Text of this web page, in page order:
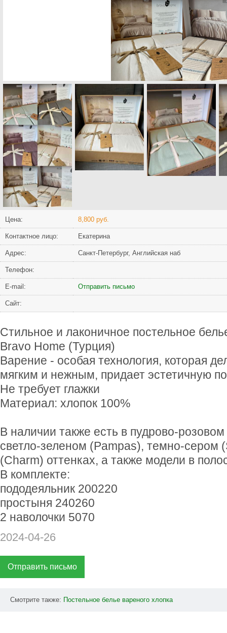
Цена: 8,800 руб.
Контактное лицо: Екатерина
Адрес: Санкт-Петербург, Английская наб
Телефон:
Е-mail: Отправить письмо
Сайт:
Стильное и лаконичное постельное
Bravo Home (Турция)
Варение - особая технология, которая
мягким и нежным, придает эстетичную
Не требует глажки
Материал: хлопок 100%
В наличии также есть в пудрово-
светло-зеленом (Pampas), темно-сером
(Charm) оттенках, а также модели в
В комплекте:
пододеяльник 200220
простыня 240260
2 наволочки 5070
2024-04-26
Отправить письмо
Смотрите также: Постельное белье вареного хлопка